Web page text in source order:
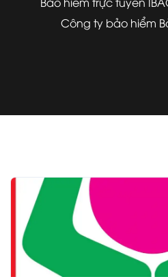
Công ty bảo hiểm